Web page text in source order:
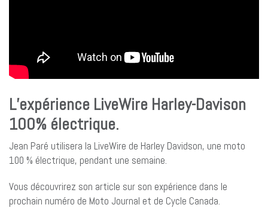
L’expérience LiveWire Harley-Davison
100% électrique.
Jean Paré utilisera la LiveWire de Harley Davidson, une moto
100 % électrique, pendant une semaine.
Vous découvrirez son article sur son expérience dans le
prochain numéro de Moto Journal et de Cycle Canada.